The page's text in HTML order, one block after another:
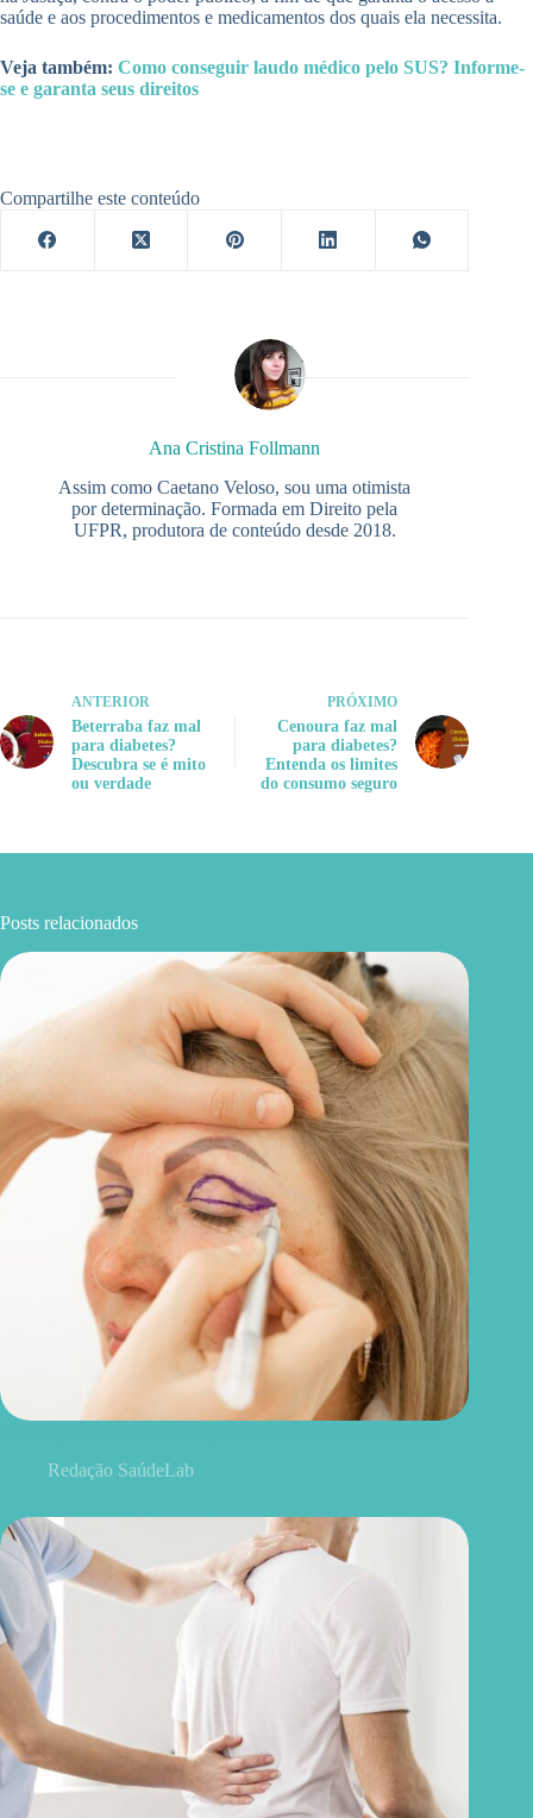
saúde e aos procedimentos e medicamentos dos quais ela necessita.
Veja também: Como conseguir laudo médico pelo SUS? Informe-
se e garanta seus direitos
Compartilhe este conteúdo
Ana Cristina Follmann
Assim como Caetano Veloso, sou uma otimista
por determinação. Formada em Direito pela
UFPR, produtora de conteúdo desde 2018.
ANTERIOR
Beterraba faz mal
para diabetes?
Descubra se é mito
ou verdade
PRÓXIMO
Cenoura faz mal
para diabetes?
Entenda os limites
do consumo seguro
Posts relacionados
Redação SaúdeLab